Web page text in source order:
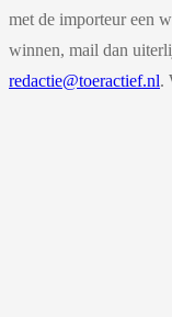
met de importeur een
winnen, mail dan
redactie@toeractief.nl.